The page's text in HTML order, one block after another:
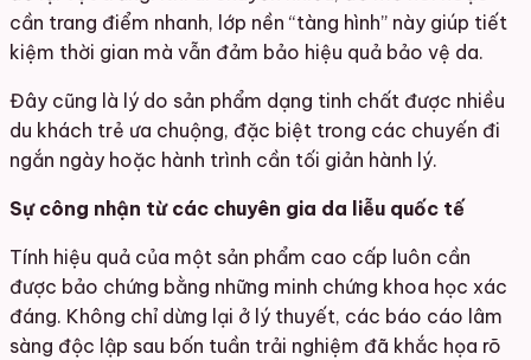
cần trang điểm nhanh, lớp nền “tàng hình” này giúp tiết
kiệm thời gian mà vẫn đảm bảo hiệu quả bảo vệ da.
Đây cũng là lý do sản phẩm dạng tinh chất được nhiều
du khách trẻ ưa chuộng, đặc biệt trong các chuyến đi
ngắn ngày hoặc hành trình cần tối giản hành lý.
Sự công nhận từ các chuyên gia da liễu quốc tế
Tính hiệu quả của một sản phẩm cao cấp luôn cần
được bảo chứng bằng những minh chứng khoa học xác
đáng. Không chỉ dừng lại ở lý thuyết, các báo cáo lâm
sàng độc lập sau bốn tuần trải nghiệm đã khắc họa rõ